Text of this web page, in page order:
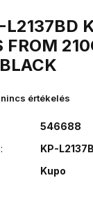
L2137BD
FROM
értékelés
546688
KP-
Kupo